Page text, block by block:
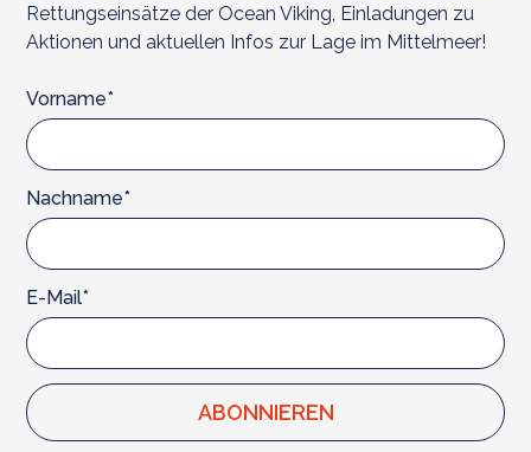
Rettungseinsätze der Ocean Viking, Einladungen zu
Aktionen und aktuellen Infos zur Lage im Mittelmeer!
Vorname*
Nachname*
E-Mail*